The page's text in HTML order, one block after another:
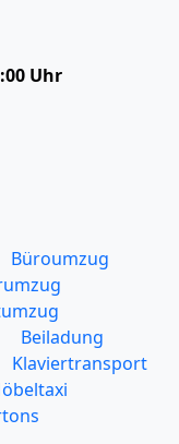
Uhr
Büroumzug
Beiladung
Klaviertransport